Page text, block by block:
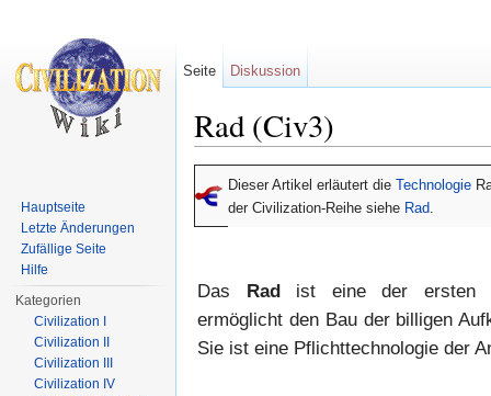
Rad (Civ3)
Dieser Artikel erläutert die Technologie
der Civilization-Reihe siehe Rad.
Das Rad
ist eine der ersten
ermöglicht den Bau der billigen
Sie ist eine Pflichttechnologie der
Seite Diskussion
Hauptseite
Letzte Änderungen
Zufällige Seite
Hilfe
Kategorien
Civilization I
Civilization II
Civilization III
Civilization IV